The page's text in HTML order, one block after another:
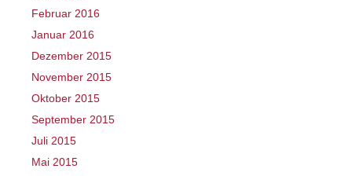
Februar 2016
Januar 2016
Dezember 2015
November 2015
Oktober 2015
September 2015
Juli 2015
Mai 2015